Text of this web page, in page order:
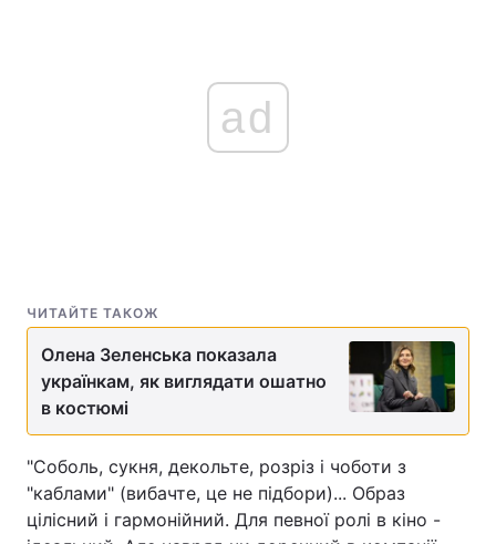
ad
ЧИТАЙТЕ ТАКОЖ
Олена Зеленська показала
українкам, як виглядати ошатно
в костюмі
"Соболь, сукня, декольте, розріз і чоботи з
"каблами" (вибачте, це не підбори)... Образ
цілісний і гармонійний. Для певної ролі в кіно -